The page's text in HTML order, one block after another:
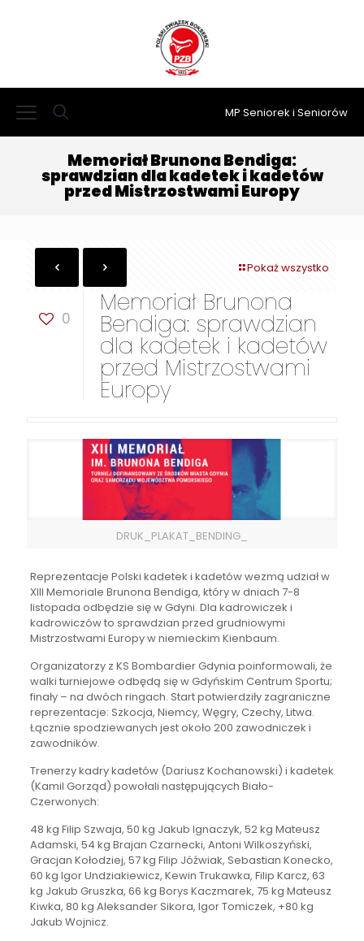
MP Seniorek i Seniorów
Memoriał Brunona Bendiga:
sprawdzian dla kadetek i kadetów
przed Mistrzostwami Europy
Pokaż wszystko
0
Memoriał Brunona
Bendiga: sprawdzian
dla kadetek i kadetów
przed Mistrzostwami
Europy
DRUK_PLAKAT_BENDING_
Reprezentacje Polski kadetek i kadetów wezmą udział w
XIII Memoriale Brunona Bendiga, który w dniach 7-8
listopada odbędzie się w Gdyni. Dla kadrowiczek i
kadrowiczów to sprawdzian przed grudniowymi
Mistrzostwami Europy w niemieckim Kienbaum.
Organizatorzy z KS Bombardier Gdynia poinformowali, że
walki turniejowe odbędą się w Gdyńskim Centrum Sportu;
finały – na dwóch ringach. Start potwierdziły zagraniczne
reprezentacje: Szkocja, Niemcy, Węgry, Czechy, Litwa.
Łącznie spodziewanych jest około 200 zawodniczek i
zawodników.
Trenerzy kadry kadetów (Dariusz Kochanowski) i kadetek
(Kamil Gorząd) powołali następujących Biało-
Czerwonych:
48 kg Filip Szwaja, 50 kg Jakub Ignaczyk, 52 kg Mateusz
Adamski, 54 kg Brajan Czarnecki, Antoni Wilkoszyński,
Gracjan Kołodziej, 57 kg Filip Jóźwiak, Sebastian Konecko,
60 kg Igor Undziakiewicz, Kewin Trukawka, Filip Karcz, 63
kg Jakub Gruszka, 66 kg Borys Kaczmarek, 75 kg Mateusz
Kiwka, 80 kg Aleksander Sikora, Igor Tomiczek, +80 kg
Jakub Wojnicz.